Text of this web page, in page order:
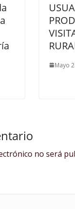
Mayo
no será